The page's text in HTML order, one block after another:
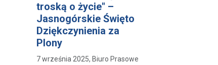
troską o życie" –
Jasnogórskie Święto
Dziękczynienia za
Plony
7 września 2025, Biuro Prasowe